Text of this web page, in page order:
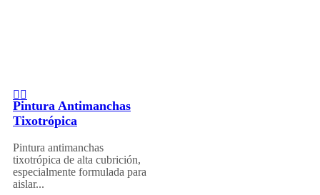
Pintura Antimanchas
Tixotrópica
Pintura antimanchas
tixotrópica de alta cubrición,
especialmente formulada para
aislar...